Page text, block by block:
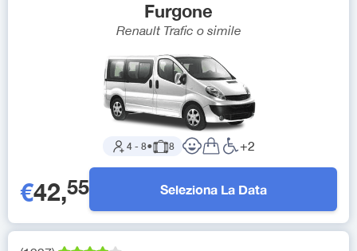
Furgone
Renault Trafic o simile
4- 8● 8 +2
€42,55 Seleziona La Data